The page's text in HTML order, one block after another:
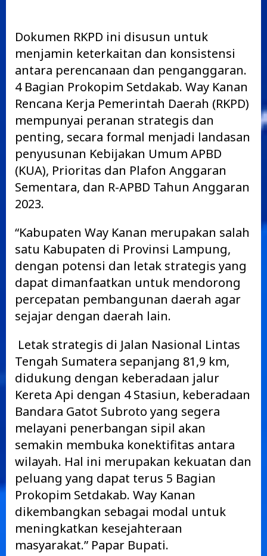
Dokumen RKPD ini disusun untuk
menjamin keterkaitan dan konsistensi
antara perencanaan dan penganggaran.
4 Bagian Prokopim Setdakab. Way Kanan
Rencana Kerja Pemerintah Daerah (RKPD)
mempunyai peranan strategis dan
penting, secara formal menjadi landasan
penyusunan Kebijakan Umum APBD
(KUA), Prioritas dan Plafon Anggaran
Sementara, dan R-APBD Tahun Anggaran
2023.
“Kabupaten Way Kanan merupakan salah
satu Kabupaten di Provinsi Lampung,
dengan potensi dan letak strategis yang
dapat dimanfaatkan untuk mendorong
percepatan pembangunan daerah agar
sejajar dengan daerah lain.
Letak strategis di Jalan Nasional Lintas
Tengah Sumatera sepanjang 81,9 km,
didukung dengan keberadaan jalur
Kereta Api dengan 4 Stasiun, keberadaan
Bandara Gatot Subroto yang segera
melayani penerbangan sipil akan
semakin membuka konektifitas antara
wilayah. Hal ini merupakan kekuatan dan
peluang yang dapat terus 5 Bagian
Prokopim Setdakab. Way Kanan
dikembangkan sebagai modal untuk
meningkatkan kesejahteraan
masyarakat.” Papar Bupati.